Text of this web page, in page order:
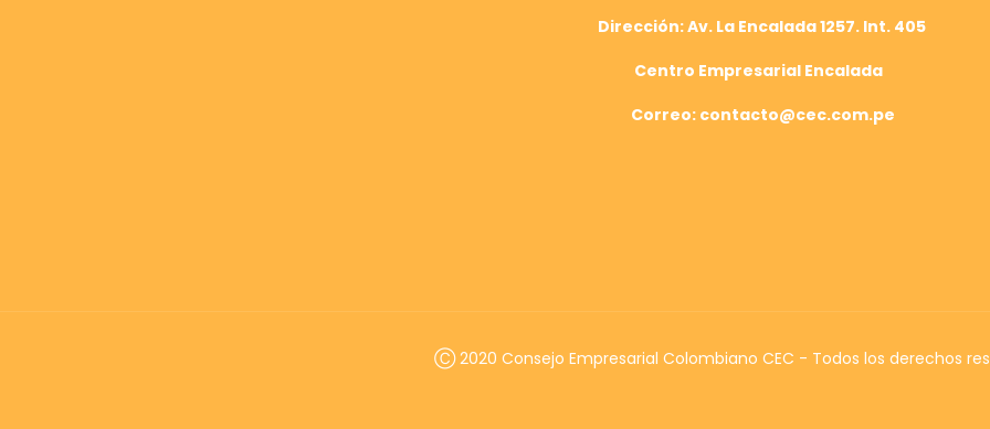
Dirección: Av. La Encalada 1257. Int. 405
Centro Empresarial Encalada
Correo: contacto@cec.com.pe
Ⓒ 2020 Consejo Empresarial Colombiano CEC - Todos los derechos